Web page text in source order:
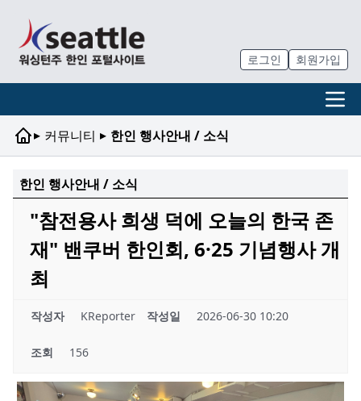
로그인 회원가입
▸ 커뮤니티 ▸ 한인 행사안내 / 소식
한인 행사안내 / 소식
"참전용사 희생 덕에 오늘의 한국 존
재" 밴쿠버 한인회, 6·25 기념행사 개
최
작성자 KReporter 작성일 2026-06-30 10:20
조회 156